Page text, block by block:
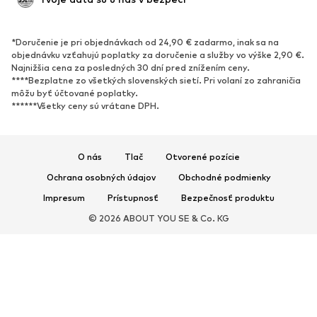
Nové
Obľúbené
Tenisky
Členkové čižmy
Topánky na vysokom podpätku
Sandále
Papuče
Exkluzívne
*Doručenie je pri objednávkach od 24,90 € zadarmo, inak sa na
objednávku vzťahujú poplatky za doručenie a služby vo výške 2,90 €.
Najnižšia cena za posledných 30 dní pred znížením ceny.
****Bezplatne zo všetkých slovenských sietí. Pri volaní zo zahraničia
môžu byť účtované poplatky.
******Všetky ceny sú vrátane DPH.
O nás Tlač
Otvorené pozície
Ochrana osobných údajov
Obchodné podmienky
Impresum
Prístupnosť
Bezpečnosť produktu
© 2026 ABOUT YOU SE & Co. KG